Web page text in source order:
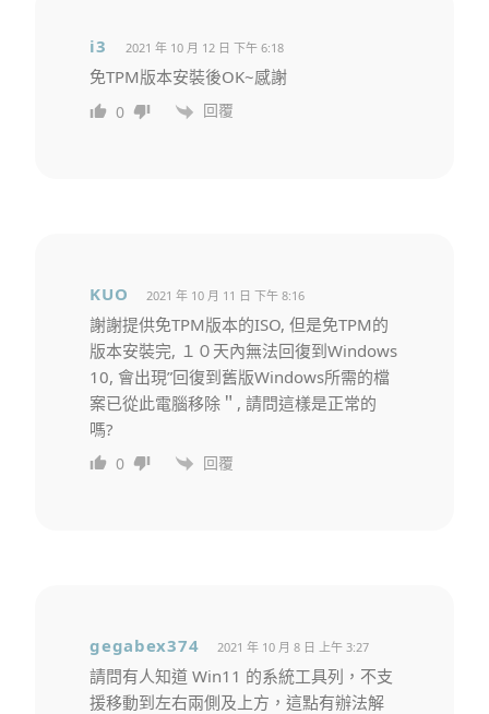
i3 2021 年 10 月 12 日 下午 6:18
免TPM版本安裝後OK~感謝
0 回覆
KUO 2021 年 10 月 11 日 下午 8:16
謝謝提供免TPM版本的ISO, 但是免TPM的
版本安裝完, １０天內無法回復到Windows
10, 會出現”回復到舊版Windows所需的檔
案已從此電腦移除＂, 請問這樣是正常的
嗎?
0 回覆
gegabex374 2021 年 10 月 8 日 上午 3:27
請問有人知道 Win11 的系統工具列，不支
援移動到左右兩側及上方，這點有辦法解